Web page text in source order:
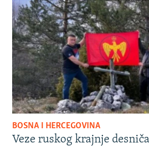
BOSNA I HERCEGOVINA
Veze ruskog krajnje